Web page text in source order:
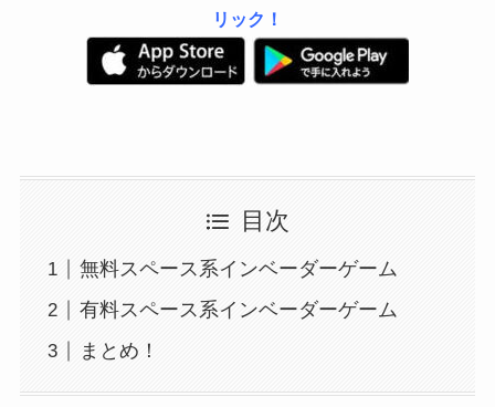
リック！
目次
無料スペース系インベーダーゲーム
有料スペース系インベーダーゲーム
まとめ！